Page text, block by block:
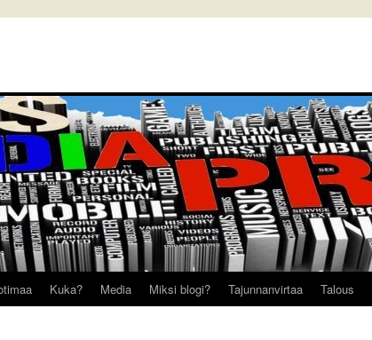
Kuka? Media Miksi blogi? Tajunnanvirtaa Talous